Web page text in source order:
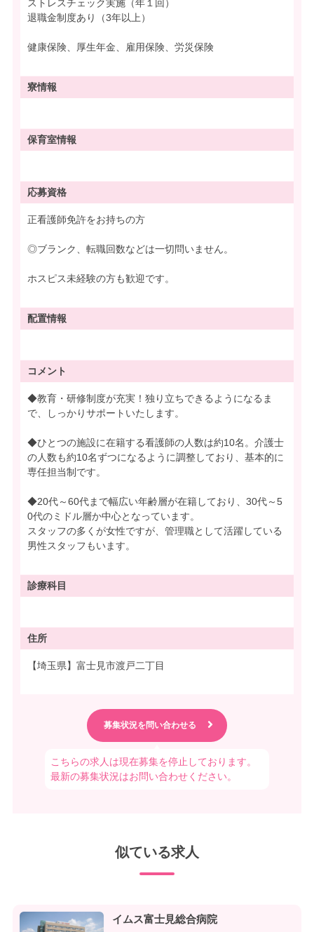
ストレスチェック実施（年１回）
退職金制度あり（3年以上）
健康保険、厚生年金、雇用保険、労災保険
寮情報
保育室情報
応募資格
正看護師免許をお持ちの方
◎ブランク、転職回数などは一切問いません。
ホスピス未経験の方も歓迎です。
配置情報
コメント
◆教育・研修制度が充実！独り立ちできるようになるま
で、しっかりサポートいたします。
◆ひとつの施設に在籍する看護師の人数は約10名。介護士
の人数も約10名ずつになるように調整しており、基本的に
専任担当制です。
◆20代～60代まで幅広い年齢層が在籍しており、30代～5
0代のミドル層か中心となっています。
スタッフの多くが女性ですが、管理職として活躍している
男性スタッフもいます。
診療科目
住所
【埼玉県】富士見市渡戸二丁目
こちらの求人は現在募集を停止しております。
最新の募集状況はお問い合わせください。
似ている求人
イムス富士見総合病院